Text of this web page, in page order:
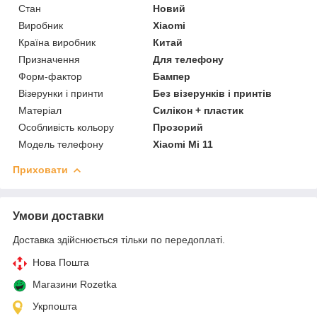
Стан
Новий
Виробник
Xiaomi
Країна виробник
Китай
Призначення
Для телефону
Форм-фактор
Бампер
Візерунки і принти
Без візерунків і принтів
Матеріал
Силікон + пластик
Особливість кольору
Прозорий
Модель телефону
Xiaomi Mi 11
Приховати
Умови доставки
Доставка здійснюється тільки по передоплаті.
Нова Пошта
Магазини Rozetka
Укрпошта